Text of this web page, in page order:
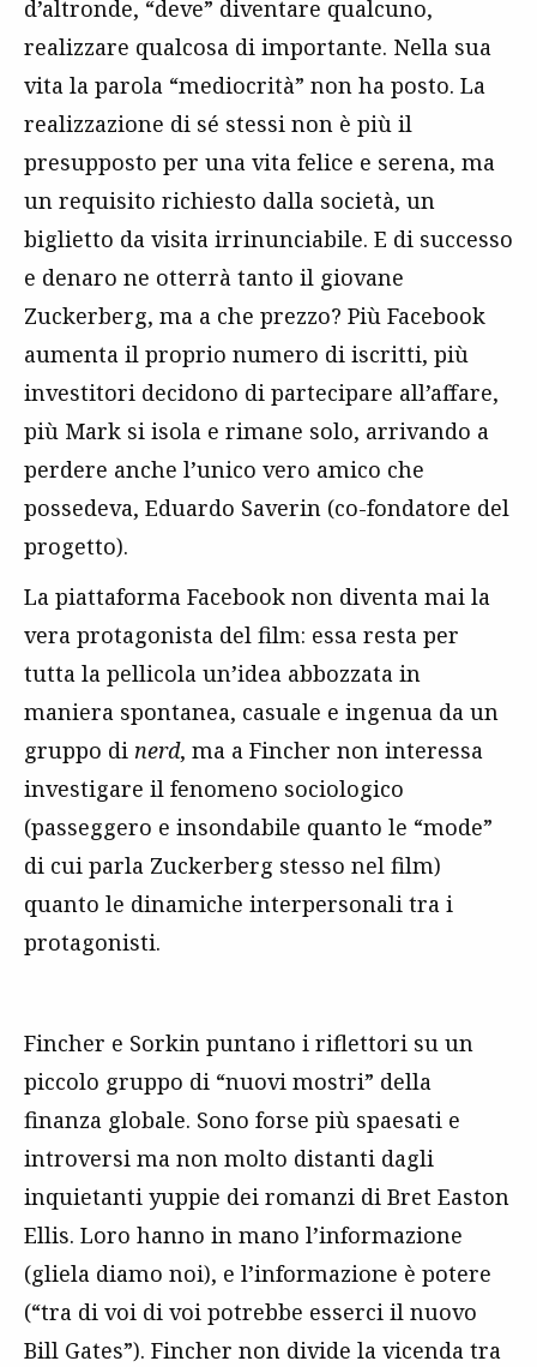
d’altronde, “deve” diventare qualcuno,
realizzare qualcosa di importante. Nella sua
vita la parola “mediocrità” non ha posto. La
realizzazione di sé stessi non è più il
presupposto per una vita felice e serena, ma
un requisito richiesto dalla società, un
biglietto da visita irrinunciabile. E di successo
e denaro ne otterrà tanto il giovane
Zuckerberg, ma a che prezzo? Più Facebook
aumenta il proprio numero di iscritti, più
investitori decidono di partecipare all’affare,
più Mark si isola e rimane solo, arrivando a
perdere anche l’unico vero amico che
possedeva, Eduardo Saverin (co-fondatore del
progetto).
La piattaforma Facebook non diventa mai la
vera protagonista del film: essa resta per
tutta la pellicola un’idea abbozzata in
maniera spontanea, casuale e ingenua da un
gruppo di nerd, ma a Fincher non interessa
investigare il fenomeno sociologico
(passeggero e insondabile quanto le “mode”
di cui parla Zuckerberg stesso nel film)
quanto le dinamiche interpersonali tra i
protagonisti.
Fincher e Sorkin puntano i riflettori su un
piccolo gruppo di “nuovi mostri” della
finanza globale. Sono forse più spaesati e
introversi ma non molto distanti dagli
inquietanti yuppie dei romanzi di Bret Easton
Ellis. Loro hanno in mano l’informazione
(gliela diamo noi), e l’informazione è potere
(“tra di voi di voi potrebbe esserci il nuovo
Bill Gates”). Fincher non divide la vicenda tra